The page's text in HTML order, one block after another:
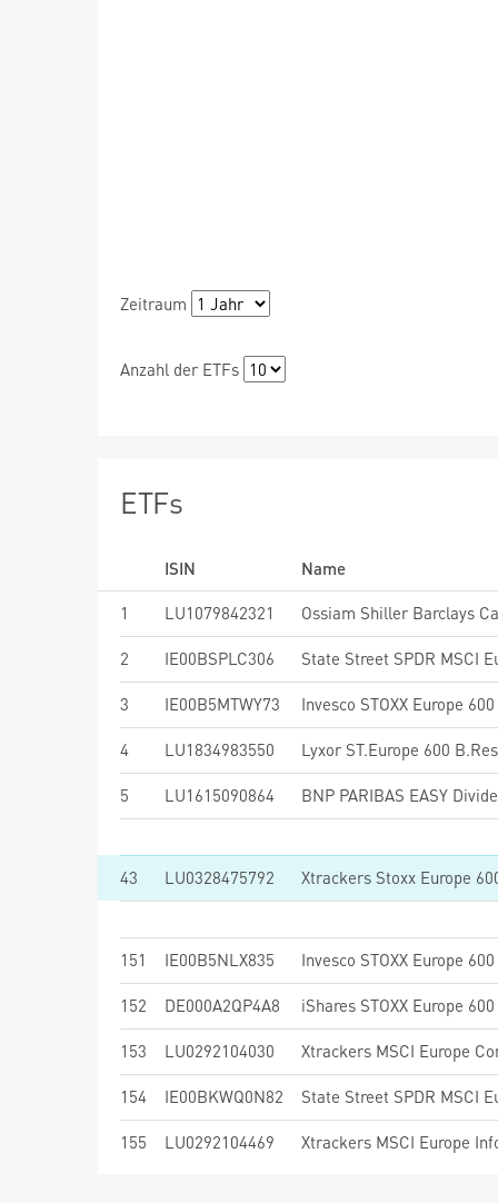
Zeitraum
Anzahl der ETFs
ETFs
ISIN
Name
1
LU1079842321
2 IE00BSPLC306 State Street SPDR MSCI
3 IE00B5MTWY73
4 LU1834983550 Lyxor ST.Europe 600
5 LU1615090864
43 LU0328475792 Xtrackers Stoxx Europe
151 IE00B5NLX835
152 DE000A2QP4A8
153 LU0292104030
154 IE00BKWQ0N82
155 LU0292104469